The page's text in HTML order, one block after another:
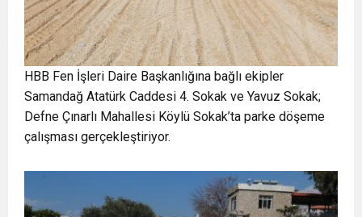
HBB Fen İşleri Daire Başkanlığına bağlı ekipler
Samandağ Atatürk Caddesi 4. Sokak ve Yavuz Sokak;
Defne Çınarlı Mahallesi Köylü Sokak’ta parke döşeme
çalışması gerçekleştiriyor.